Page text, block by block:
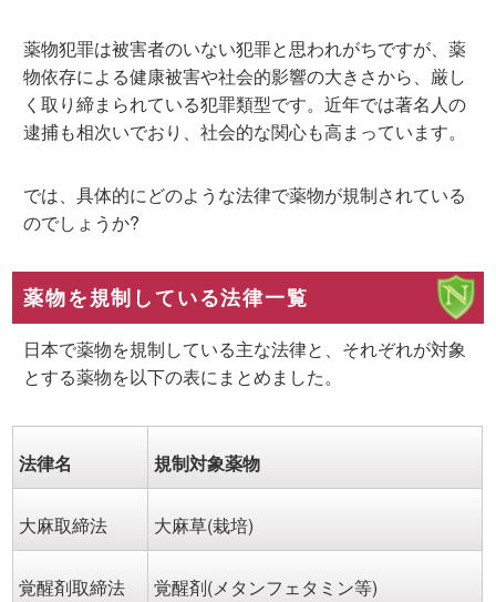
薬物犯罪は被害者のいない犯罪と思われがちですが、薬
物依存による健康被害や社会的影響の大きさから、厳し
く取り締まられている犯罪類型です。近年では著名人の
逮捕も相次いでおり、社会的な関心も高まっています。
では、具体的にどのような法律で薬物が規制されている
のでしょうか?
薬物を規制している法律一覧
日本で薬物を規制している主な法律と、それぞれが対象
とする薬物を以下の表にまとめました。
法律名 規制対象薬物
大麻取締法 大麻草(栽培)
覚醒剤取締法 覚醒剤(メタンフェタミン等)